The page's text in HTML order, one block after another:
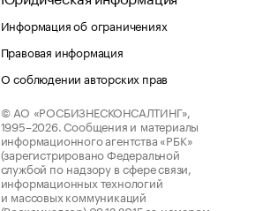
Информация об ограничениях
Правовая информация
О соблюдении авторских прав
© АО «РОСБИЗНЕСКОНСАЛТИНГ»,
1995–2026. Сообщения и материалы
информационного агентства «РБК»
(зарегистрировано Федеральной
службой по надзору в сфере связи,
информационных технологий
и массовых коммуникаций